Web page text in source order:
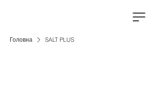
Головна SALT PLUS